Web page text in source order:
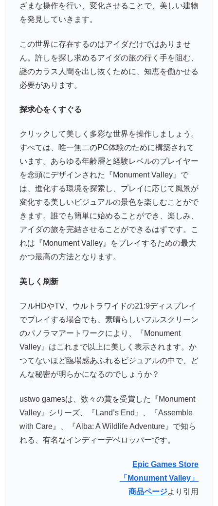
ざまな操作を行い、変化させることで、美しい建物
を発見していきます。
この世界に存在するのはアイダだけではありませ
ん。許しを探し求めるアイダの旅の行く手を阻む、
謎のカラス人間を出し抜くために、知恵を働かせる
必要があります。
探求心をくすぐる
クリックして美しく多彩な世界を操作しましょう。
すべては、唯一無二のPC体験のために構築されて
います。あらゆる年齢層と経験レベルのプレイヤー
を念頭にデザインされた『Monument Valley』で
は、進化する環境を探索し、プレイに応じて風景が
変化する美しいビジュアルの景色を楽しむことがで
きます。誰でも簡単に始めることができ、楽しみ、
アイダの旅を完結させることができるはずです。こ
れは『Monument Valley』をプレイするための最大
かつ最高の方法となります。
美しく刷新
フルHDやTV、ウルトラワイドの21:9ディスプレイ
でプレイする場合でも、素晴らしいフルスクリーン
のパノラマアートワークにより、『Monument
Valley』はこれまで以上に美しく表示されます。か
つてないほど臨場感あふれるビジュアルの中で、ど
んな秘密が明らかになるのでしょうか？
ustwo gamesは、数々の賞を受賞した『Monument
Valley』シリーズ、『Land’s End』、『Assemble
with Care』、『Alba: A Wildlife Adventure』で知ら
れる、有名なインディーデベロッパーです。
Epic Games Store
「Monument Valley」
商品ページより引用